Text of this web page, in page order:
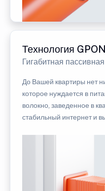
Технология GPON
Гигабитная
До Вашей квартиры нет
которое нуждается в
волокно, заведенное в
стабильный интернет и